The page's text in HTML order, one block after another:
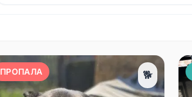
ПРОПАЛА 🐕